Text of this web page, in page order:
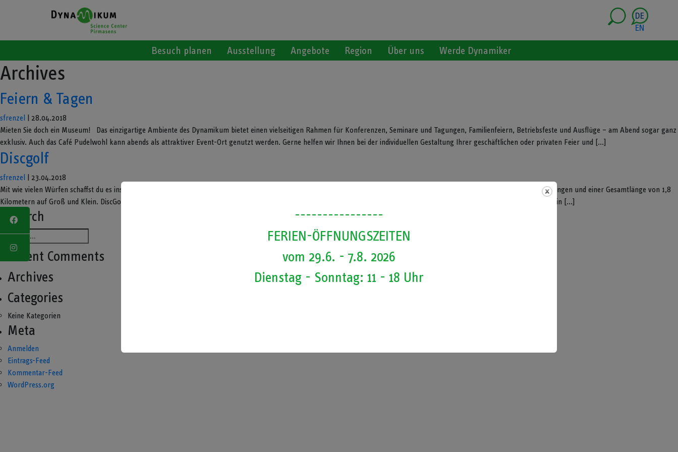
DE
EN
Besuch planen Ausstellung Angebote Region Über uns Werde Dynamiker
Archives
Feiern & Tagen
sfrenzel | 28.04.2018
Mieten Sie doch ein Museum! Das einzigartige Ambiente des Dynamikum bietet einen vielseitigen Rahmen für Konferenzen, Seminare und Tagungen, Familienfeiern, Betriebsfeste und Ausflüge – am Abend sogar ganz
exklusiv. Auch das Café Pudelwohl kann abends als attraktiver Event-Ort genutzt werden. Gerne helfen wir Ihnen bei der individuellen Gestaltung Ihrer geschäftlichen oder privaten Feier und [...]
Discgolf
sfrenzel | 23.04.2018
Mit wie vielen Würfen schaffst du es ins Ziel? Im abwechslungsreichen Gelände des Bürgerparks Strecktal warten insgesamt fünfzehn Bahnen mit unterschiedlichen Herausforderungen und einer Gesamtlänge von 1,8
Kilometern auf Groß und Klein. DiscGolf ist eine abgewandelte Variante von Golf, wobei jedoch nicht mit Schläger und Ball gespielt wird, sondern mit speziellen Frisbees. Statt in ein [...]
Search
Recent Comments
Archives
Categories
Keine Kategorien
Meta
Anmelden
Eintrags-Feed
Kommentar-Feed
WordPress.org
----------------
FERIEN-ÖFFNUNGSZEITEN
vom 29.6. - 7.8. 2026
Dienstag - Sonntag: 11 - 18 Uhr